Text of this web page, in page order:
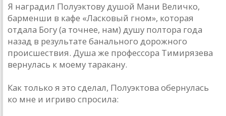
Я наградил Полуэктову душой Мани Величко,
барменши в кафе «Ласковый гном», которая
отдала Богу (а точнее, нам) душу полтора года
назад в результате банального дорожного
происшествия. Душа же профессора Тимирязева
вернулась к моему таракану.
Как только я это сделал, Полуэктова обернулась
ко мне и игриво спросила: